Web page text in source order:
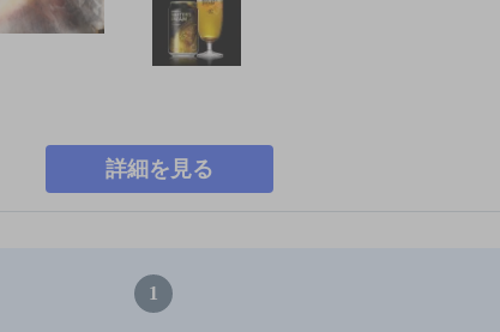
詳細を見る
1